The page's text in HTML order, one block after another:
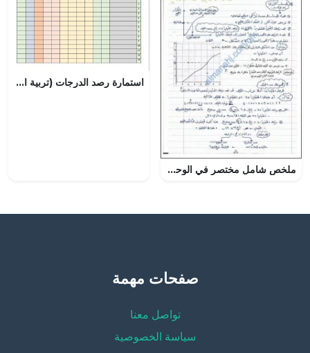
ملخص شامل مختصر في الوحدة الثانية (رياضيات) العاشر
استمارة رصد الدرجات (تربية اسلامية) الخامس
صفحات مهمة
تواصل معنا
سياسة الخصوصية